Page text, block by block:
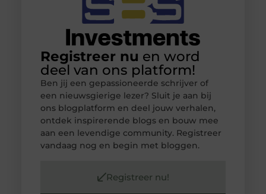
Registreer nu en word
deel van ons platform!
Ben jij een gepassioneerde schrijver of
een nieuwsgierige lezer? Sluit je aan bij
ons blogplatform en deel jouw verhalen,
ontdek inspirerende blogs en bouw mee
aan een levendige community. Registreer
vandaag nog en begin met bloggen.
Registreer nu!